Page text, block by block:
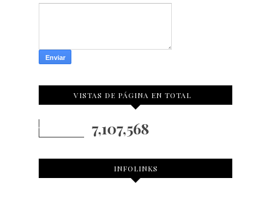
VISTAS DE PÁGINA EN TOTAL
7,107,568
INFOLINKS